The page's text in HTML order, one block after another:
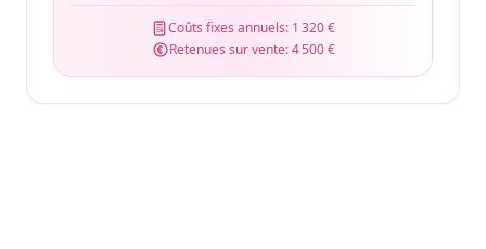
Coûts fixes annuels: 1 320 €
Retenues sur vente:4 500 €